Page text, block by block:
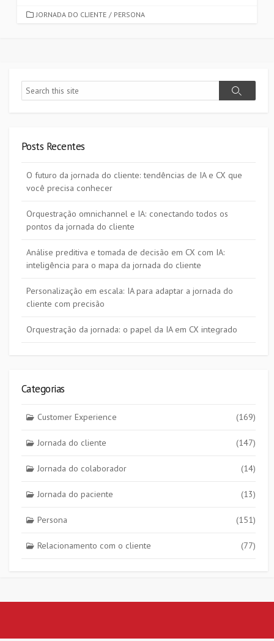
CATEGORIES
JORNADA DO CLIENTE / PERSONA
Search
Search
Posts Recentes
O futuro da jornada do cliente: tendências de IA e CX que
você precisa conhecer
Orquestração omnichannel e IA: conectando todos os
pontos da jornada do cliente
Análise preditiva e tomada de decisão em CX com IA:
inteligência para o mapa da jornada do cliente
Personalização em escala: IA para adaptar a jornada do
cliente com precisão
Orquestração da jornada: o papel da IA em CX integrado
Categorias
Customer Experience (169)
Jornada do cliente (147)
Jornada do colaborador (14)
Jornada do paciente (13)
Persona (151)
Relacionamento com o cliente (77)